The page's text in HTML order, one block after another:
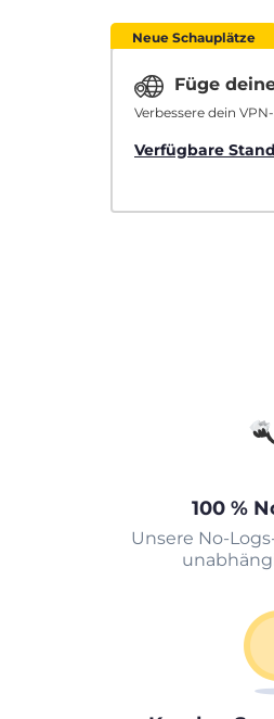
Neue Schauplätze
Füge
Verbessere dein
Verfügbare
100 %
Unsere No-